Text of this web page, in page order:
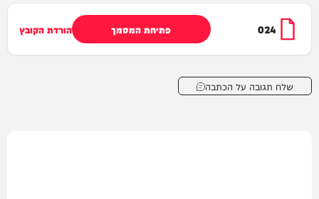
024 פתיחת המסמך הורדת הקובץ
שלח תגובה על הכתבה